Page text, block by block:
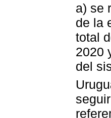
a) se
de la
total
2020
del